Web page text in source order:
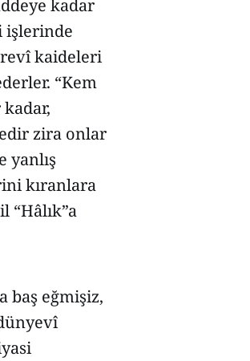
kadar
işlerinde
kaideleri
“Kem
zira onlar
yanlış
kıranlara
“Hâlık”a
baş eğmişiz,